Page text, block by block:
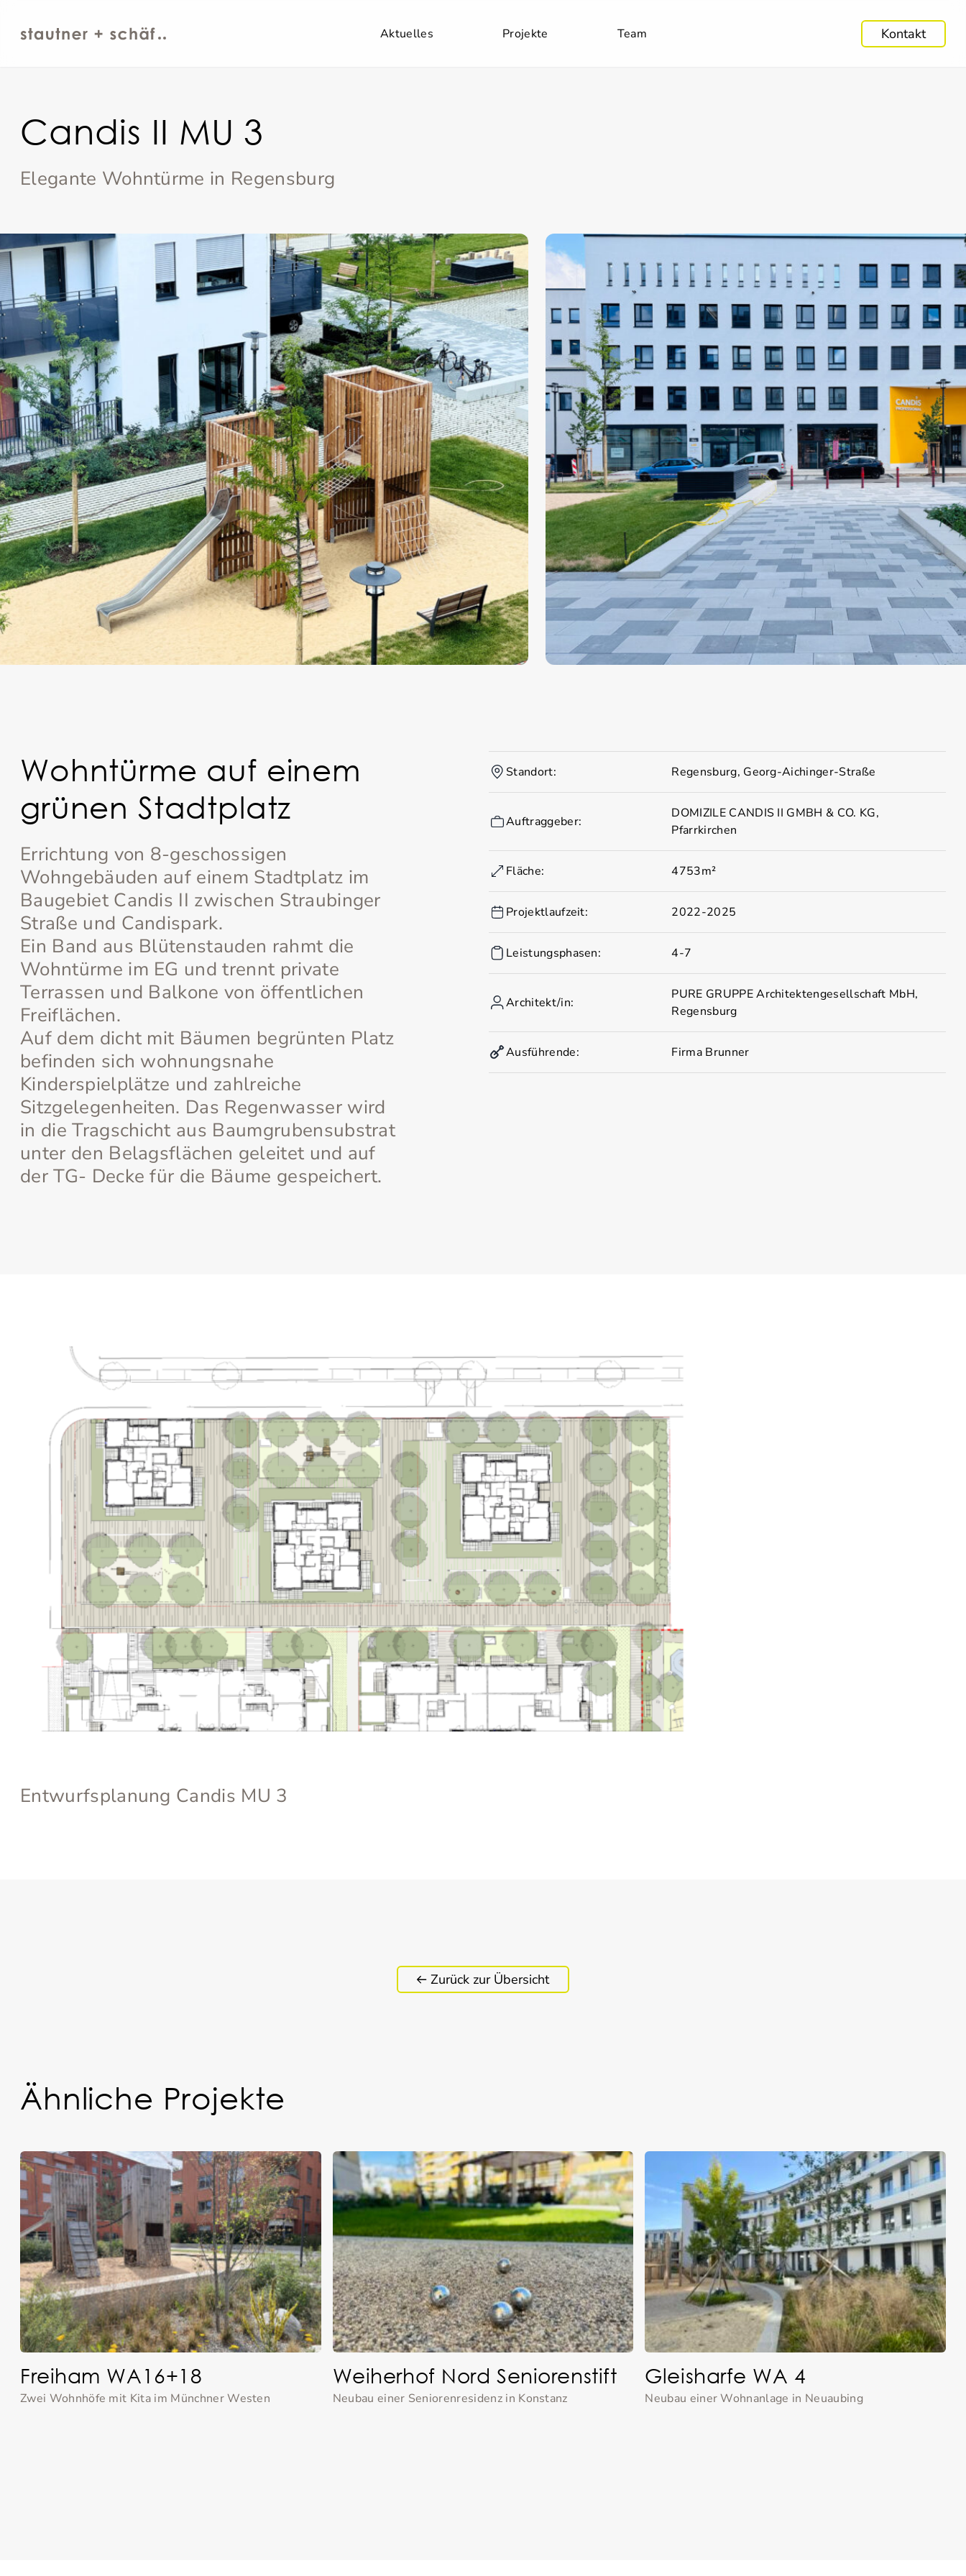
Aktuelles Projekte Team Kontakt
Candis II MU 3
Elegante Wohntürme in Regensburg
Wohntürme auf einem
grünen Stadtplatz
Errichtung von 8-geschossigen
Wohngebäuden auf einem Stadtplatz im
Baugebiet Candis II zwischen Straubinger
Straße und Candispark.
Ein Band aus Blütenstauden rahmt die
Wohntürme im EG und trennt private
Terrassen und Balkone von öffentlichen
Freiflächen.
Auf dem dicht mit Bäumen begrünten Platz
befinden sich wohnungsnahe
Kinderspielplätze und zahlreiche
Sitzgelegenheiten. Das Regenwasser wird
in die Tragschicht aus Baumgrubensubstrat
unter den Belagsflächen geleitet und auf
der TG- Decke für die Bäume gespeichert.
Standort: Regensburg, Georg-Aichinger-Straße
Auftraggeber:
DOMIZILE CANDIS II GMBH & CO. KG,
Pfarrkirchen
Fläche: 4753m²
Projektlaufzeit: 2022-2025
Leistungsphasen: 4-7
Architekt/in:
PURE GRUPPE Architektengesellschaft MbH,
Regensburg
Ausführende: Firma Brunner
Entwurfsplanung Candis MU 3
Zurück zur Übersicht
Ähnliche Projekte
Freiham WA16+18
Zwei Wohnhöfe mit Kita im Münchner Westen
Weiherhof Nord Seniorenstift
Neubau einer Seniorenresidenz in Konstanz
Gleisharfe WA 4
Neubau einer Wohnanlage in Neuaubing